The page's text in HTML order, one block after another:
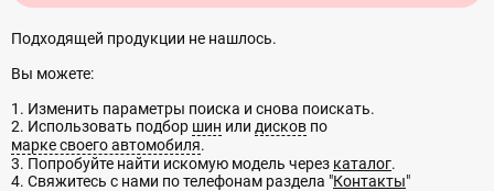
Подходящей продукции не нашлось.
Вы можете:
1. Изменить параметры поиска и снова поискать.
2. Использовать подбор шин или дисков по
марке своего автомобиля.
3. Попробуйте найти искомую модель через каталог.
4. Свяжитесь с нами по телефонам раздела "Контакты"